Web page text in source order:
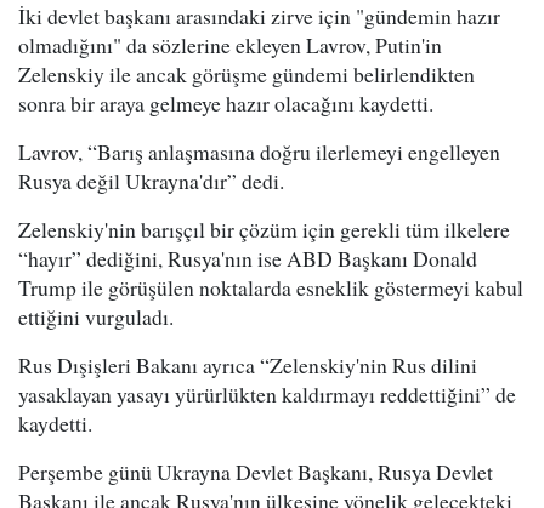
İki devlet başkanı arasındaki zirve için "gündemin hazır
olmadığını" da sözlerine ekleyen Lavrov, Putin'in
Zelenskiy ile ancak görüşme gündemi belirlendikten
sonra bir araya gelmeye hazır olacağını kaydetti.
Lavrov, “Barış anlaşmasına doğru ilerlemeyi engelleyen
Rusya değil Ukrayna'dır” dedi.
Zelenskiy'nin barışçıl bir çözüm için gerekli tüm ilkelere
“hayır” dediğini, Rusya'nın ise ABD Başkanı Donald
Trump ile görüşülen noktalarda esneklik göstermeyi kabul
ettiğini vurguladı.
Rus Dışişleri Bakanı ayrıca “Zelenskiy'nin Rus dilini
yasaklayan yasayı yürürlükten kaldırmayı reddettiğini” de
kaydetti.
Perşembe günü Ukrayna Devlet Başkanı, Rusya Devlet
Başkanı ile ancak Rusya'nın ülkesine yönelik gelecekteki